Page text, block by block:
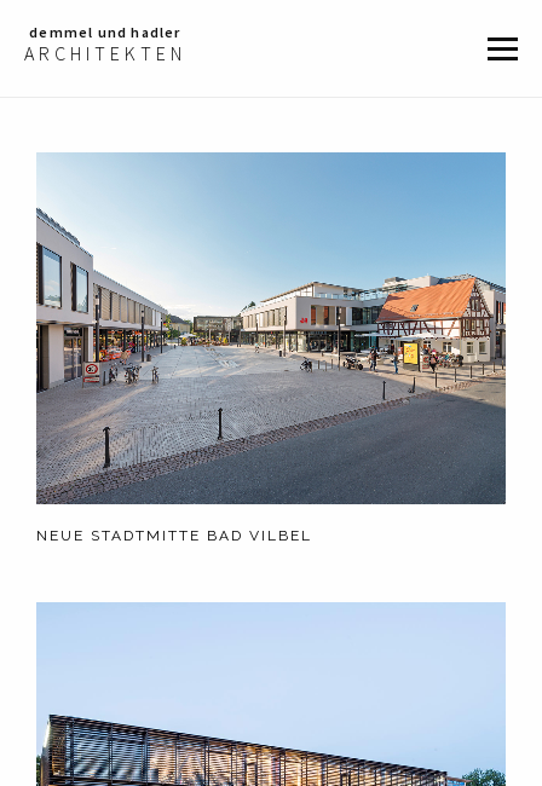
demmel und hadler
ARCHITEKTEN
NEUE STADTMITTE BAD VILBEL